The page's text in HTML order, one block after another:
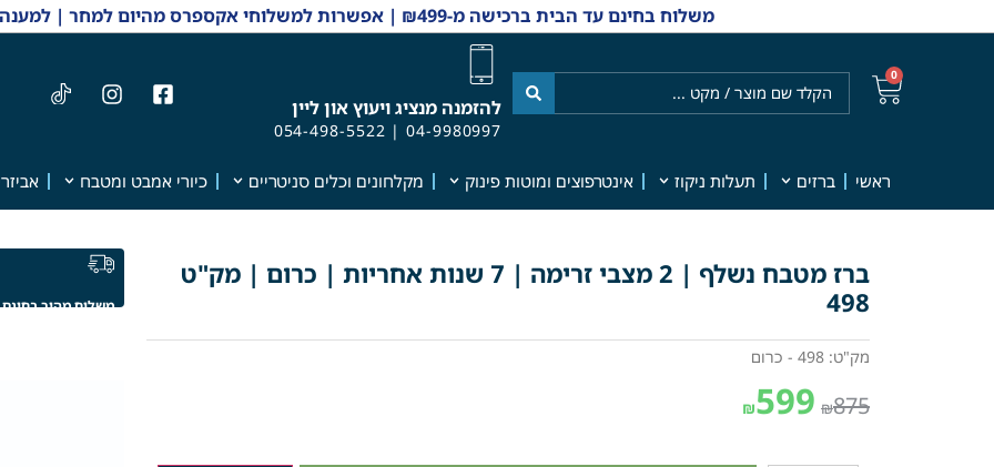
משלוח בחינם עד הבית ברכישה מ-₪499 | אפשרות למשלוחי אקספרס מהיום למחר | למענה אנושי והזמנות 04-9980997
0
להזמנה מנציג ויעוץ און ליין
04-9980997
|
054-498-5522
ראשי ברזים תעלות ניקוז אינטרפוצים ומוטות פינוק מקלחונים וכלים סניטריים כיורי אמבט ומטבח
ברז מטבח נשלף | 2 מצבי זרימה | 7 שנות אחריות | כרום | מק"ט
498
מק"ט: 498 - כרום
₪875
₪599
משלוח מהיר בחינם